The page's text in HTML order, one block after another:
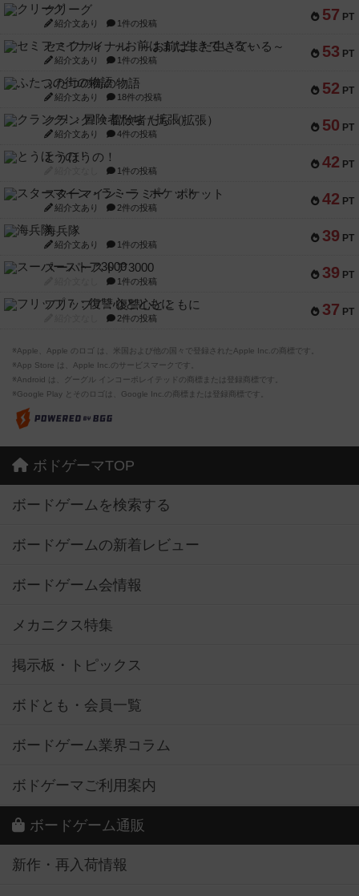
57 PT
クリーグ
紹介文あり 1件の投稿
53 PT
セミファイナル ～お前はまだ生きている～
紹介文あり 1件の投稿
52 PT
ふたつの街の物語
紹介文あり 18件の投稿
50 PT
クランク! ：冒険者たち（拡張）
紹介文あり 4件の投稿
42 PT
とうほうの！
1件の投稿
42 PT
スターマイン・ラミー ポケット
紹介文あり 2件の投稿
39 PT
海兵隊
紹介文あり 1件の投稿
39 PT
スーパーストア3000
1件の投稿
37 PT
フリップ７：復讐心とともに
2件の投稿
※Apple、Apple のロゴ は、米国および他の国々で登録されたApple Inc.の商標です。
※App Store は、Apple Inc.のサービスマークです。
※Android は、グーグル インコーポレイテッドの商標または登録商標です。
※Google Play とそのロゴは、Google Inc.の商標または登録商標です。
ボドゲーマTOP
ボードゲームを検索する
ボードゲームの新着レビュー
ボードゲーム会情報
メカニクス特集
掲示板・トピックス
ボドとも・会員一覧
ボードゲーム業界コラム
ボドゲーマご利用案内
ボードゲーム通販
新作・再入荷情報